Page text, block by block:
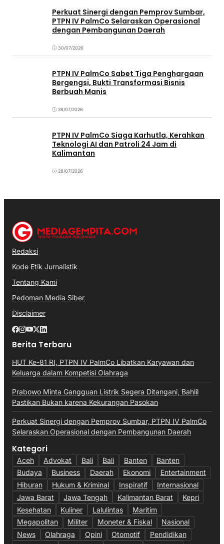
Perkuat Sinergi dengan Pemprov Sumbar,
PTPN IV PalmCo Selaraskan Operasional
dengan Pembangunan Daerah
30/07/2026
PTPN IV PalmCo Sabet Tiga Penghargaan
Bergengsi, Bukti Transformasi Bisnis
Berbuah Manis
28/07/2026
PTPN IV PalmCo Siaga Karhutla, Kerahkan
Teknologi AI dan Patroli 24 Jam di
Kalimantan
28/07/2026
Redaksi
Kode Etik Jurnalistik
Tentang Kami
Pedoman Media Siber
Disclaimer
Berita Terbaru
HUT Ke-81 RI, PTPN IV PalmCo Libatkan Karyawan dan
Keluarga dalam Kompetisi Olahraga
Prabowo Minta Gangguan Listrik Segera Ditangani, Bahlil
Pastikan Bukan karena Kekurangan Pasokan
Perkuat Sinergi dengan Pemprov Sumbar, PTPN IV PalmCo
Selaraskan Operasional dengan Pembangunan Daerah
Kategori
Aceh Advokat Bali Bali Banten
Banten
Budaya
Business Daerah Ekonomi
Entertainment
Hiburan
Hukum & Kriminal Inspiratif
Internasional
Jawa Barat
Jawa Tengah Kalimantan Barat
Kepri
Kesehatan
Kuliner Lalulintas
Maritim
Megapolitan
Militer Moneter & Fiskal
Nasional
News
Olahraga Opini Otomotif
Pendidikan